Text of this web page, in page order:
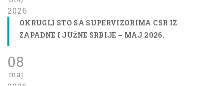
2026
OKRUGLI STO SA SUPERVIZORIMA CSR IZ
ZAPADNE I JUŽNE SRBIJE – MAJ 2026.
08
maj